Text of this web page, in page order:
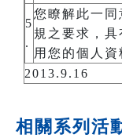
5
.
您瞭解此一
規之要求，具
用您的個人資
2013.9.16
相關系列活